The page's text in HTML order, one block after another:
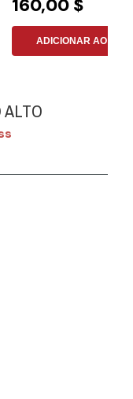
160,00 $
ADICIONAR AO